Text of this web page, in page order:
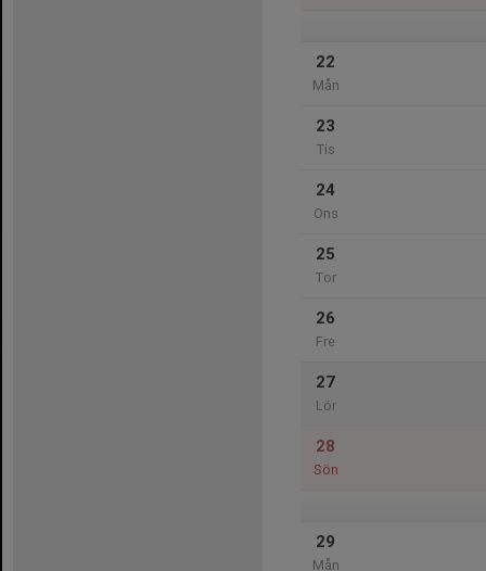
22
Mån
23
Tis
24
Ons
25
Tor
26
Fre
27
Lör
28
Sön
29
Mån